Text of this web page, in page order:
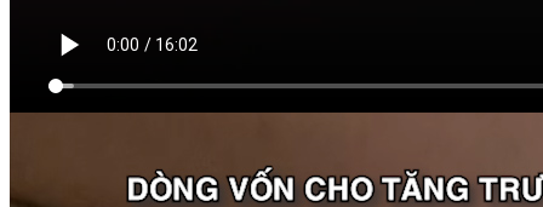
VIDEO LIÊN QUAN
Xem thêm